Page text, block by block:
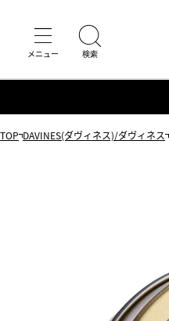
TOP DAVINES(ダヴィネス)/ダヴィネス